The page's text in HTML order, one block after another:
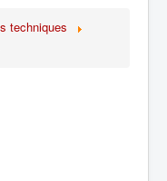
techniques